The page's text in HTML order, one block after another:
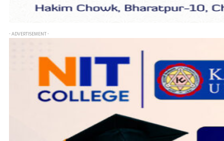
- ADVERTISEMENT -